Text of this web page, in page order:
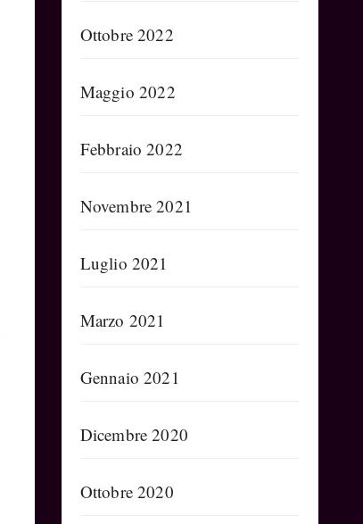
Ottobre 2022
Maggio 2022
Febbraio 2022
Novembre 2021
Luglio 2021
Marzo 2021
Gennaio 2021
Dicembre 2020
Ottobre 2020